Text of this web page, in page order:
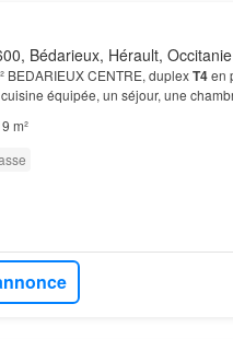
Bédarieux, Hérault, Occitanie
BEDARIEUX CENTRE, duplexT4en
équipée, un séjour, une
m²